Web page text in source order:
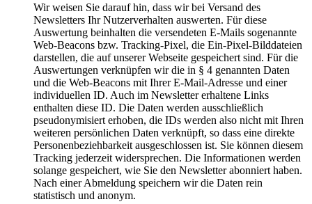
Wir weisen Sie darauf hin, dass wir bei Versand des
Newsletters Ihr Nutzerverhalten auswerten. Für diese
Auswertung beinhalten die versendeten E-Mails sogenannte
Web-Beacons bzw. Tracking-Pixel, die Ein-Pixel-Bilddateien
darstellen, die auf unserer Webseite gespeichert sind. Für die
Auswertungen verknüpfen wir die in § 4 genannten Daten
und die Web-Beacons mit Ihrer E-Mail-Adresse und einer
individuellen ID. Auch im Newsletter erhaltene Links
enthalten diese ID. Die Daten werden ausschließlich
pseudonymisiert erhoben, die IDs werden also nicht mit Ihren
weiteren persönlichen Daten verknüpft, so dass eine direkte
Personenbeziehbarkeit ausgeschlossen ist. Sie können diesem
Tracking jederzeit widersprechen. Die Informationen werden
solange gespeichert, wie Sie den Newsletter abonniert haben.
Nach einer Abmeldung speichern wir die Daten rein
statistisch und anonym.